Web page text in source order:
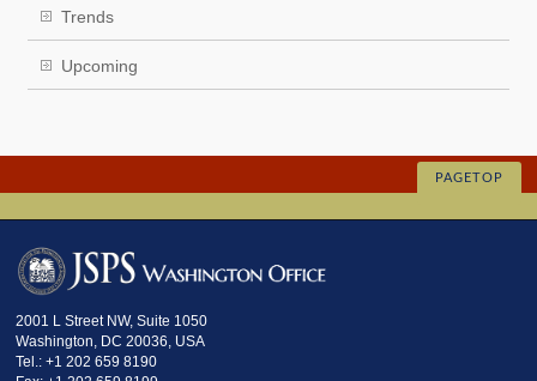
Trends
Upcoming
PAGETOP
2001 L Street NW, Suite 1050
Washington, DC 20036, USA
Tel.: +1 202 659 8190